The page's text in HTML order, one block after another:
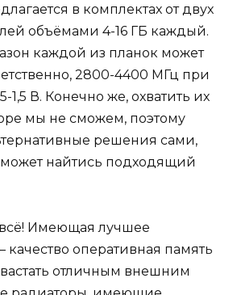
в комплектах от двух
объёмами 4-16 ГБ каждый.
каждой из планок может
2800-4400 МГц при
1,5 В. Конечно же, охватить их
мы не сможем, поэтому
решения сами,
найтись подходящий
Имеющая лучшее
качество оперативная память
отличным внешним